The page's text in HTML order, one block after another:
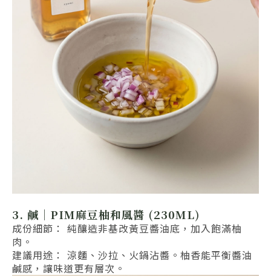
3. 鹹｜PIM麻豆柚和風醬 (230ML)
成份細節： 純釀造非基改黃豆醬油底，加入飽滿柚
肉。
建議用途： 涼麵、沙拉、火鍋沾醬。柚香能平衡醬油
鹹感，讓味道更有層次。